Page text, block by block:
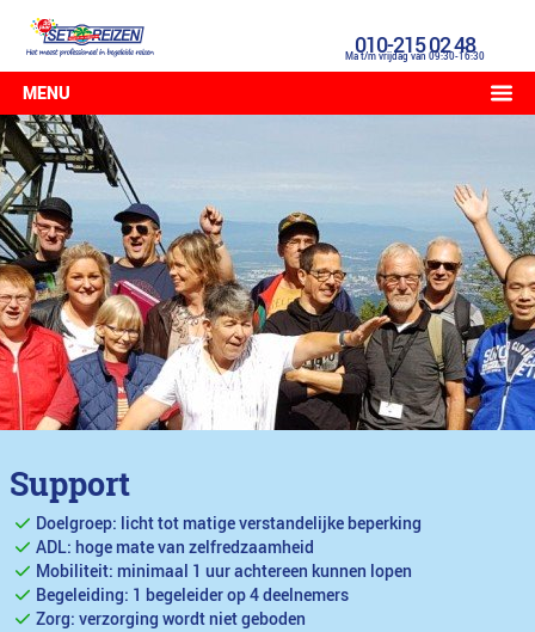
010-215 02 48
Ma t/m vrijdag van 09:30-16:30
MENU
Support
Doelgroep: licht tot matige verstandelijke beperking
ADL: hoge mate van zelfredzaamheid
Mobiliteit: minimaal 1 uur achtereen kunnen lopen
Begeleiding: 1 begeleider op 4 deelnemers
Zorg: verzorging wordt niet geboden